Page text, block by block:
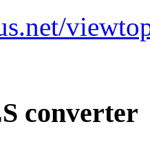
converter